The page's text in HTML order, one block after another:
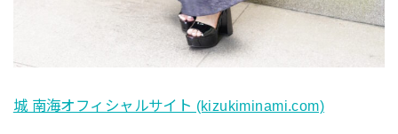
城 南海オフィシャルサイト (kizukiminami.com)